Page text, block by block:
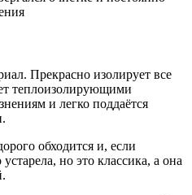
Прекрасно изолирует все
теплоизолирующими
и легко поддаётся
обходится и, если
но это классика, а она